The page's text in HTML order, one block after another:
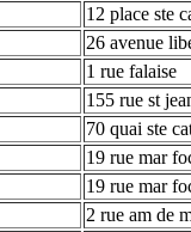
12 place ste
26 avenue
1 rue falaise
155 rue st
70 quai ste
19 rue mar
19 rue mar
2 rue am de